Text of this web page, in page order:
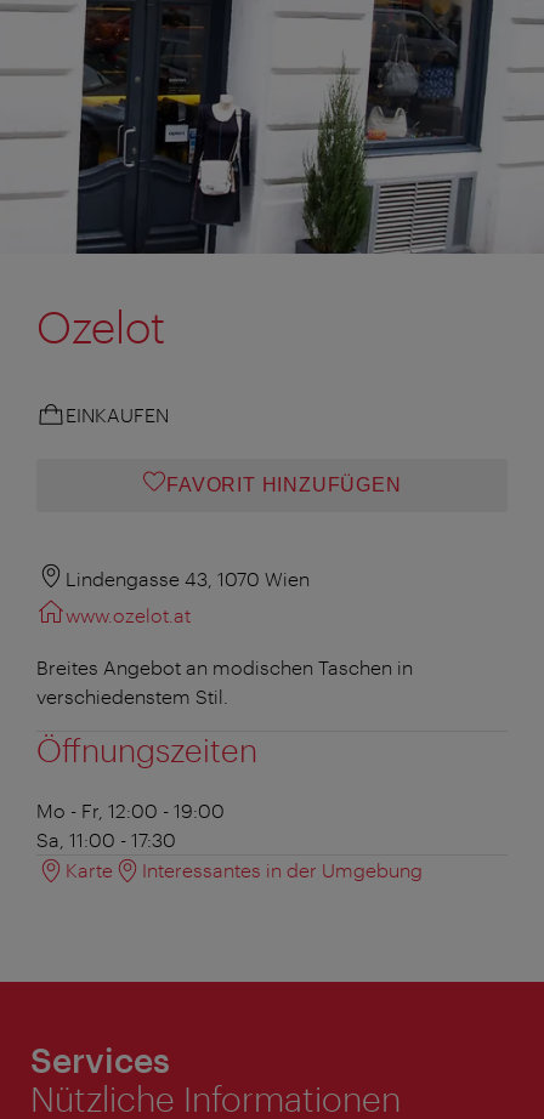
Ozelot
EINKAUFEN
FAVORIT HINZUFÜGEN
Lindengasse 43, 1070 Wien
www.ozelot.at
Breites Angebot an modischen Taschen in
verschiedenstem Stil.
Öffnungszeiten
Mo - Fr, 12:00 - 19:00
Sa, 11:00 - 17:30
Karte
Interessantes in der Umgebung
Services
Nützliche Informationen